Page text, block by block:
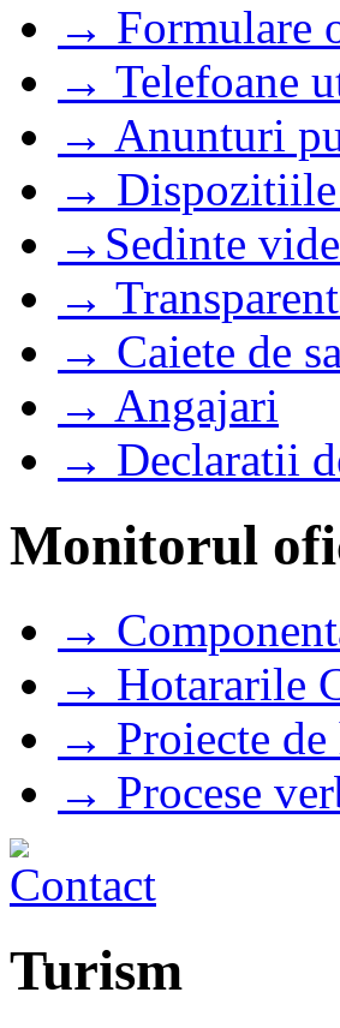
→ Formulare
→ Telefoane
→ Anunturi
→
→Sedinte
→
→ Caiete de
→ Angajari
→ Declaratii
Monitorul
→
→ Hotararile
→ Proiecte de
→ Procese
Turism